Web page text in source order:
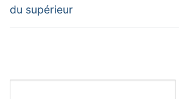
du supérieur